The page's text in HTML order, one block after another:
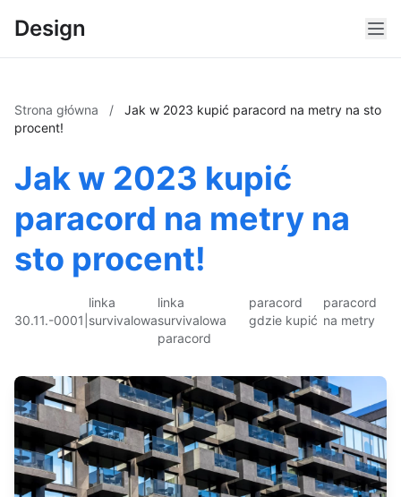
Design
Strona główna /
Jak w 2023 kupić paracord na metry na sto
procent!
Jak w 2023 kupić
paracord na metry na
sto procent!
30.11.-0001
linka
survivalowa
linka
survivalowa
paracord
paracord
gdzie kupić
paracord
na metry